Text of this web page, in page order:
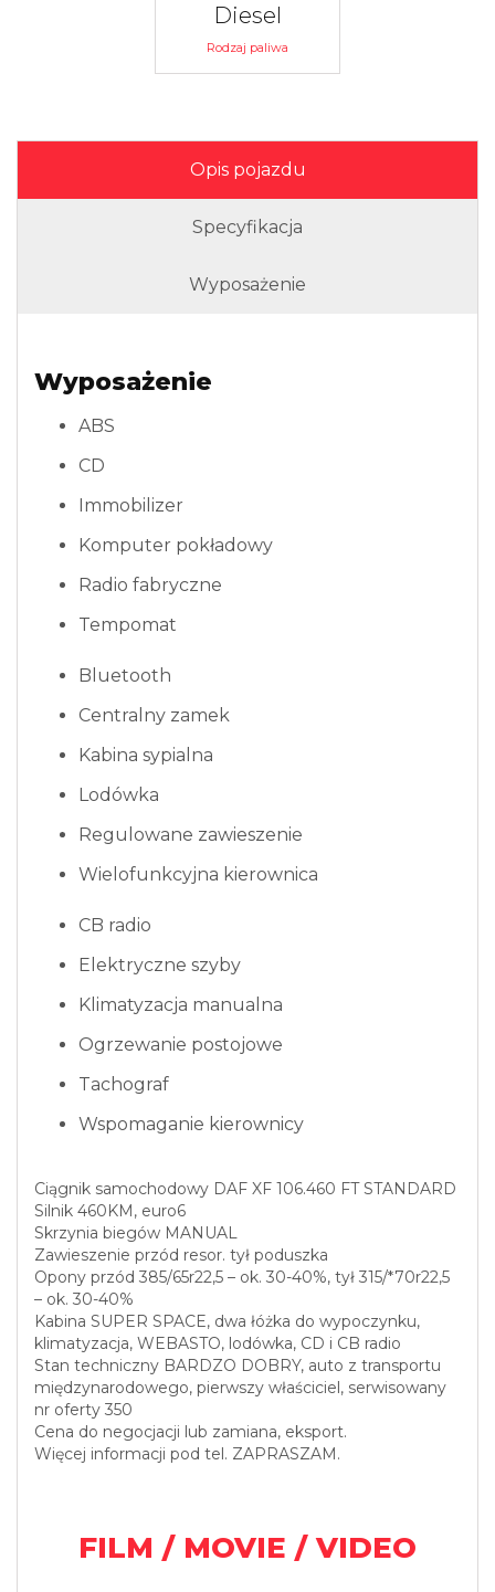
Diesel
Rodzaj paliwa
Opis pojazdu
Specyfikacja
Wyposażenie
Wyposażenie
ABS
CD
Immobilizer
Komputer pokładowy
Radio fabryczne
Tempomat
Bluetooth
Centralny zamek
Kabina sypialna
Lodówka
Regulowane zawieszenie
Wielofunkcyjna kierownica
CB radio
Elektryczne szyby
Klimatyzacja manualna
Ogrzewanie postojowe
Tachograf
Wspomaganie kierownicy
Ciągnik samochodowy DAF XF 106.460 FT STANDARD
Silnik 460KM, euro6
Skrzynia biegów MANUAL
Zawieszenie przód resor. tył poduszka
Opony przód 385/65r22,5 – ok. 30-40%, tył 315/*70r22,5
– ok. 30-40%
Kabina SUPER SPACE, dwa łóżka do wypoczynku,
klimatyzacja, WEBASTO, lodówka, CD i CB radio
Stan techniczny BARDZO DOBRY, auto z transportu
międzynarodowego, pierwszy właściciel, serwisowany
nr oferty 350
Cena do negocjacji lub zamiana, eksport.
Więcej informacji pod tel. ZAPRASZAM.
FILM / MOVIE / VIDEO